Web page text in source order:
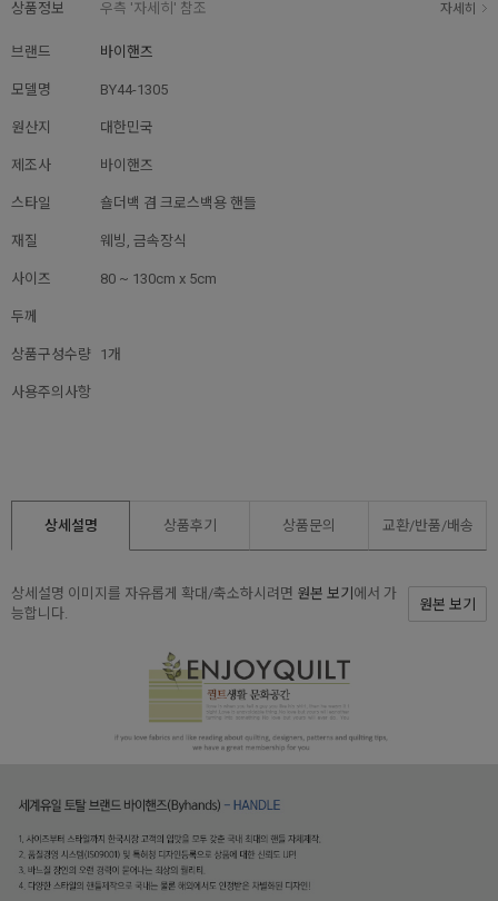
상품정보 우측 '자세히' 참조 자세히
브랜드 바이핸즈
모델명 BY44-1305
원산지 대한민국
제조사 바이핸즈
스타일 숄더백 겸 크로스백용 핸들
재질 웨빙, 금속장식
사이즈 80 ~ 130cm x 5cm
두께
상품구성수량 1개
사용주의사항
상세설명 상품후기 상품문의 교환/반품/배송
상세설명 이미지를 자유롭게 확대/축소하시려면 원본 보기 에서 가
능합니다.
원본 보기